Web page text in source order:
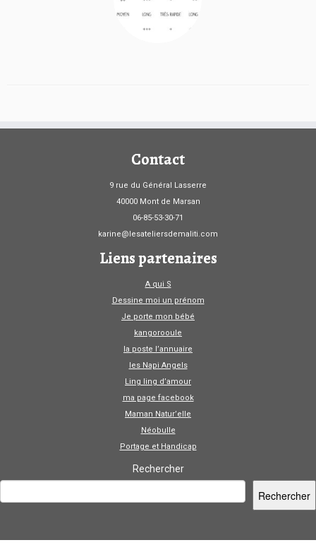
Contact
9 rue du Général Lasserre
40000 Mont de Marsan
06-85-53-30-71
karine@lesateliersdemaliti.com
Liens partenaires
A qui S
Dessine moi un prénom
Je porte mon bébé
kangorooule
la poste l’annuaire
les Napi Angels
Ling ling d’amour
ma page facebook
Maman Natur’elle
Néobulle
Portage et Handicap
Rechercher
Rechercher